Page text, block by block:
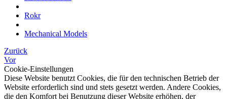
Rokr
Mechanical Models
Zurück
Vor
Cookie-Einstellungen
Diese Website benutzt Cookies, die für den technischen Betrieb der
Website erforderlich sind und stets gesetzt werden. Andere Cookies,
die den Komfort bei Benutzung dieser Website erhöhen, der